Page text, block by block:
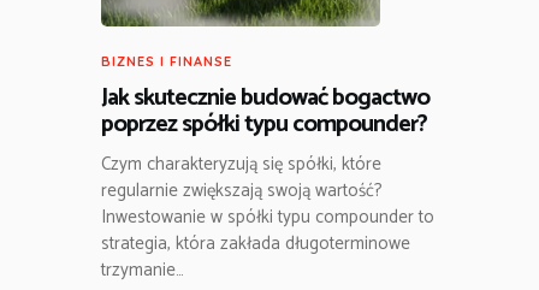
BIZNES I FINANSE
Jak skutecznie budować bogactwo
poprzez spółki typu compounder?
Czym charakteryzują się spółki, które
regularnie zwiększają swoją wartość?
Inwestowanie w spółki typu compounder to
strategia, która zakłada długoterminowe
trzymanie…